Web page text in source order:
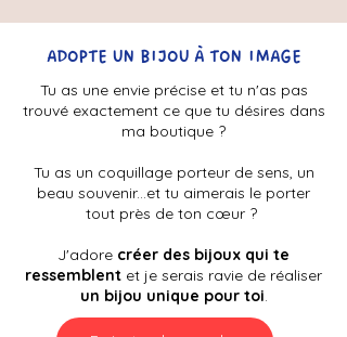
ADOPTE UN BIJOU À TON IMAGE
Tu as une envie précise et tu n'as pas
trouvé exactement ce que tu désires dans
ma boutique ?
Tu as un coquillage porteur de sens, un
beau souvenir...et tu aimerais le porter
tout près de ton cœur ?
J'adore créer des bijoux qui te
ressemblent et je serais ravie de réaliser
un bijou unique pour toi.